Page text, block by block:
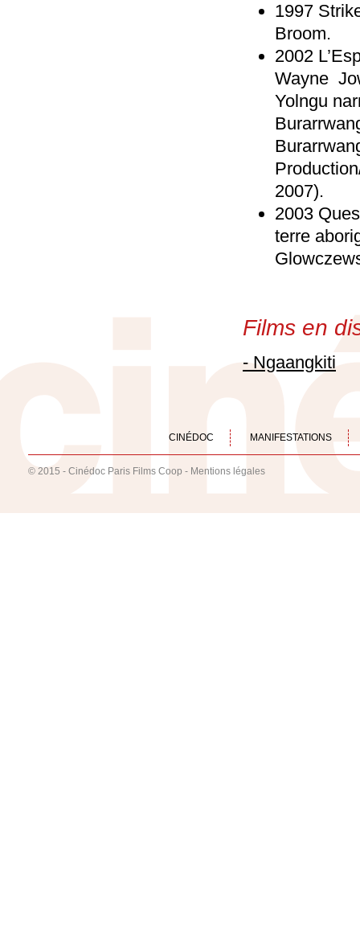
1997
Broom.
2002
Wayne
Yolngu
2007).
2003
terre
Films en
- Ngaangkiti
CINÉDOC MANIFESTATIONS
© 2015 - Cinédoc Paris Films Coop - Mentions légales